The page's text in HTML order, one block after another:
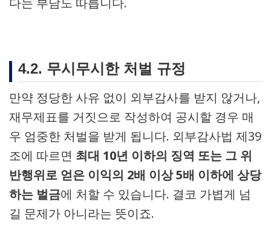
4.2. 무시무시한 처벌 규정
만약 정당한 사유 없이 외부감사를 받지 않거나,
재무제표를 거짓으로 작성하여 공시할 경우 매
우 엄중한 처벌을 받게 됩니다. 외부감사법 제39
조에 따르면 최대 10년 이하의 징역 또는 그 위
반행위로 얻은 이익의 2배 이상 5배 이하에 상당
하는 벌금에 처할 수 있습니다. 결코 가볍게 넘
길 문제가 아니라는 뜻이죠.